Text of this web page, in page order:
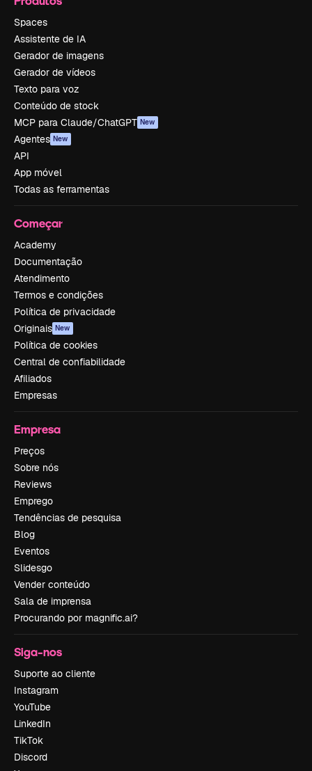
Spaces
Assistente de IA
Gerador de imagens
Gerador de vídeos
Texto para voz
Conteúdo de stock
MCP para Claude/ChatGPT New
Agentes New
API
App móvel
Todas as ferramentas
Começar
Academy
Documentação
Atendimento
Termos e condições
Política de privacidade
Originais New
Política de cookies
Central de confiabilidade
Afiliados
Empresas
Empresa
Preços
Sobre nós
Reviews
Emprego
Tendências de pesquisa
Blog
Eventos
Slidesgo
Vender conteúdo
Sala de imprensa
Procurando por magnific.ai?
Siga-nos
Suporte ao cliente
Instagram
YouTube
LinkedIn
TikTok
Discord